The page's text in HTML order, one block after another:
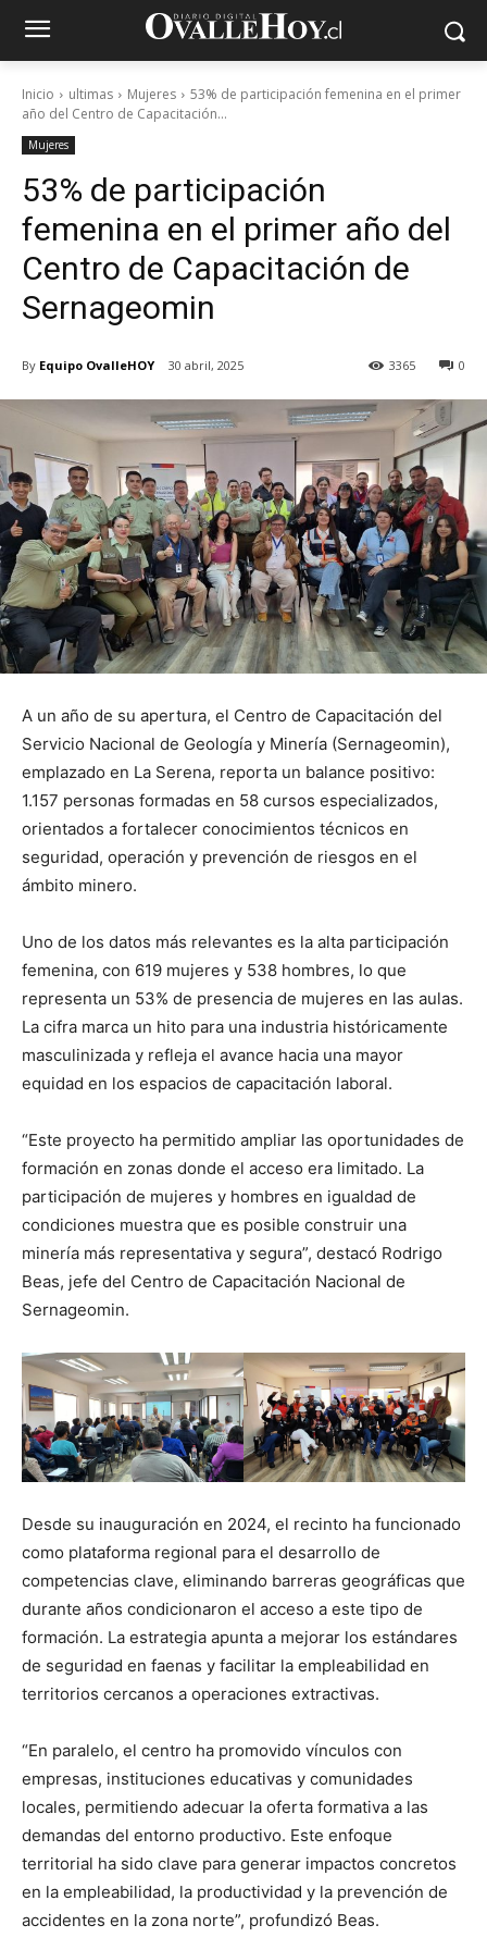
Inicio ultimas Mujeres
53% de participación femenina en el primer
año del Centro de Capacitación...
Mujeres
53% de participación
femenina en el primer año del
Centro de Capacitación de
Sernageomin
By Equipo OvalleHOY 30 abril, 2025 0
3365
A un año de su apertura, el Centro de Capacitación del
Servicio Nacional de Geología y Minería (Sernageomin),
emplazado en La Serena, reporta un balance positivo:
1.157 personas formadas en 58 cursos especializados,
orientados a fortalecer conocimientos técnicos en
seguridad, operación y prevención de riesgos en el
ámbito minero.
Uno de los datos más relevantes es la alta participación
femenina, con 619 mujeres y 538 hombres, lo que
representa un 53% de presencia de mujeres en las aulas.
La cifra marca un hito para una industria históricamente
masculinizada y refleja el avance hacia una mayor
equidad en los espacios de capacitación laboral.
“Este proyecto ha permitido ampliar las oportunidades de
formación en zonas donde el acceso era limitado. La
participación de mujeres y hombres en igualdad de
condiciones muestra que es posible construir una
minería más representativa y segura”, destacó Rodrigo
Beas, jefe del Centro de Capacitación Nacional de
Sernageomin.
Desde su inauguración en 2024, el recinto ha funcionado
como plataforma regional para el desarrollo de
competencias clave, eliminando barreras geográficas que
durante años condicionaron el acceso a este tipo de
formación. La estrategia apunta a mejorar los estándares
de seguridad en faenas y facilitar la empleabilidad en
territorios cercanos a operaciones extractivas.
“En paralelo, el centro ha promovido vínculos con
empresas, instituciones educativas y comunidades
locales, permitiendo adecuar la oferta formativa a las
demandas del entorno productivo. Este enfoque
territorial ha sido clave para generar impactos concretos
en la empleabilidad, la productividad y la prevención de
accidentes en la zona norte”, profundizó Beas.